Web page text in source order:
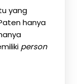
yang
hanya
person